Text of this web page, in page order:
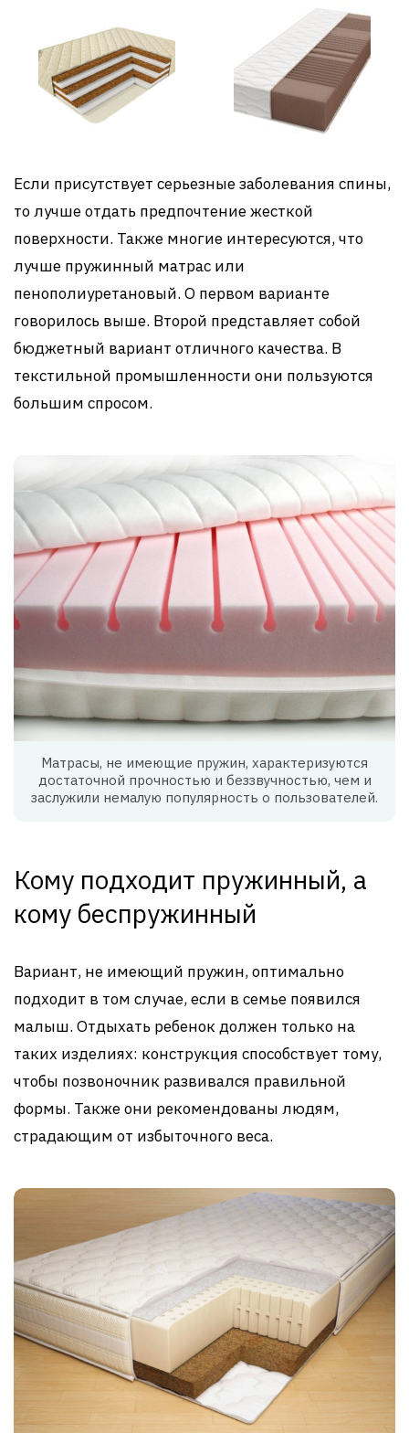
Если присутствует серьезные заболевания спины,
то лучше отдать предпочтение жесткой
поверхности. Также многие интересуются, что
лучше пружинный матрас или
пенополиуретановый. О первом варианте
говорилось выше. Второй представляет собой
бюджетный вариант отличного качества. В
текстильной промышленности они пользуются
большим спросом.
Матрасы, не имеющие пружин, характеризуются
достаточной прочностью и беззвучностью, чем и
заслужили немалую популярность о пользователей.
Кому подходит пружинный, а
кому беспружинный
Вариант, не имеющий пружин, оптимально
подходит в том случае, если в семье появился
малыш. Отдыхать ребенок должен только на
таких изделиях: конструкция способствует тому,
чтобы позвоночник развивался правильной
формы. Также они рекомендованы людям,
страдающим от избыточного веса.